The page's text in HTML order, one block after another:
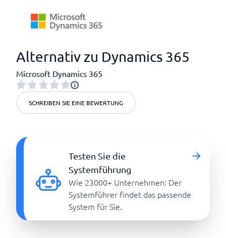
Alternativ zu Dynamics 365
Microsoft Dynamics 365
SCHREIBEN SIE EINE BEWERTUNG
Testen Sie die
Systemführung
Wie 23000+ Unternehmen: Der
Systemführer findet das passende
System für Sie.